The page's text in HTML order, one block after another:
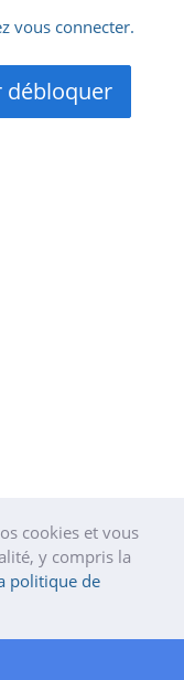
vous connecter.
débloquer
cookies et vous
y compris la
politique de